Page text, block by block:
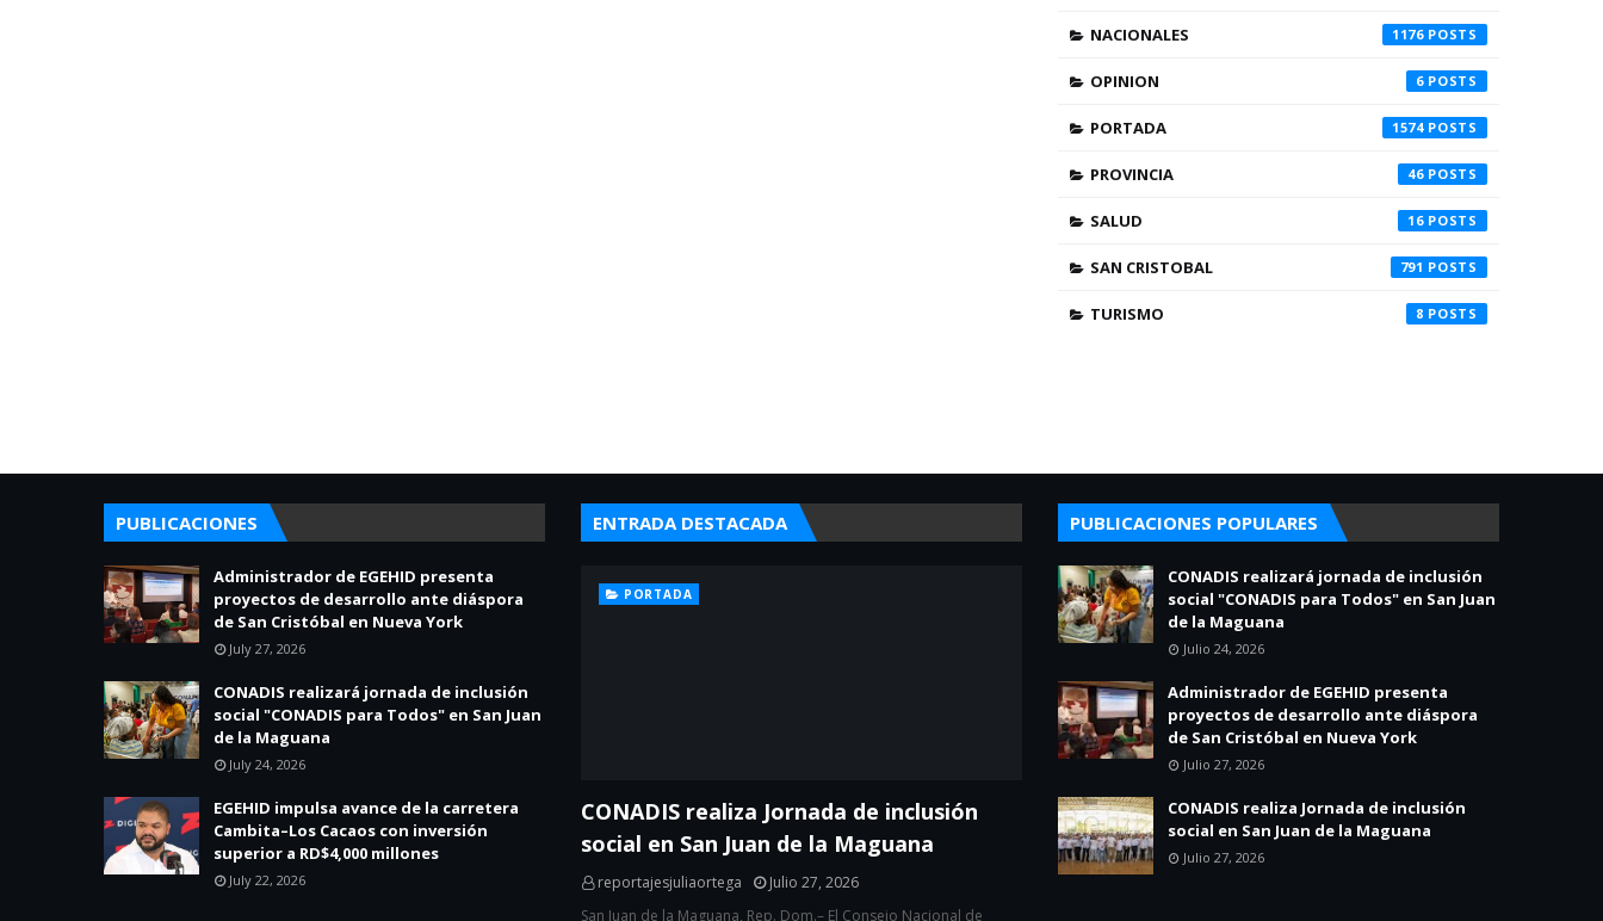
NACIONALES 1176
OPINION 6
PORTADA 1574
PROVINCIA 46
SALUD 16
SAN CRISTOBAL 791
TURISMO 8
PUBLICACIONES
Administrador de EGEHID presenta
proyectos de desarrollo ante diáspora
de San Cristóbal en Nueva York
July 27, 2026
CONADIS realizará jornada de inclusión
social "CONADIS para Todos" en San Juan
de la Maguana
July 24, 2026
EGEHID impulsa avance de la carretera
Cambita–Los Cacaos con inversión
superior a RD$4,000 millones
July 22, 2026
ENTRADA DESTACADA
PORTADA
CONADIS realiza Jornada de inclusión
social en San Juan de la Maguana
reportajesjuliaortega
Julio 27, 2026
San Juan de la Maguana, Rep. Dom.– El Consejo Nacional de
PUBLICACIONES POPULARES
CONADIS realizará jornada de inclusión
social "CONADIS para Todos" en San Juan
de la Maguana
Julio 24, 2026
Administrador de EGEHID presenta
proyectos de desarrollo ante diáspora
de San Cristóbal en Nueva York
Julio 27, 2026
CONADIS realiza Jornada de inclusión
social en San Juan de la Maguana
Julio 27, 2026